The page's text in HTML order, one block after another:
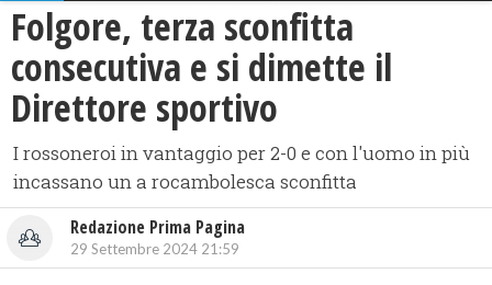
Folgore, terza sconfitta
consecutiva e si dimette il
Direttore sportivo
I rossoneroi in vantaggio per 2-0 e con l'uomo in più
incassano un a rocambolesca sconfitta
Redazione Prima Pagina
29 Settembre 2024 21:59